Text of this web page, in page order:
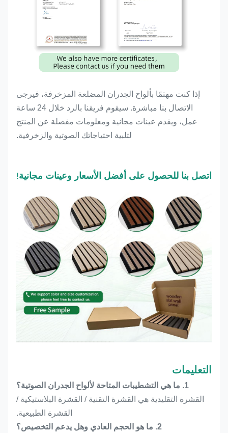
إذا كنت مهتمًا بألواح الجدران المضلعة المزخرفة، فيرجى
الاتصال بنا مباشرة. سيقوم فريقنا بالرد خلال 24 ساعة
عمل، ويقدم عينات مجانية ومعلومات مفصلة عن المنتج
لتلبية احتياجاتك الصوتية والزخرفية.
اتصل بنا للحصول على أفضل الأسعار وعينات مجانية!
التعليمات
القشرة التقليدية هي القشرة التقنية / القشرة البلاستيكية /
القشرة الطبيعية.